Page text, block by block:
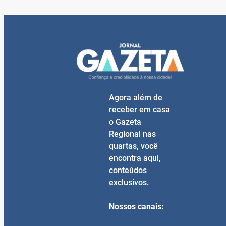
Agora além de
receber em casa
o Gazeta
Regional nas
quartas, você
encontra aqui,
conteúdos
exclusivos.
Nossos canais: